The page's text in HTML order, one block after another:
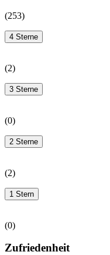
(253)
4 Sterne
(2)
3 Sterne
(0)
2 Sterne
(2)
1 Stern
(0)
Zufriedenheit